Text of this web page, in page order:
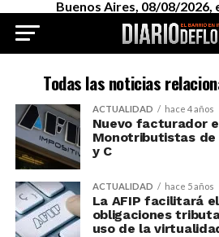
Buenos Aires, 08/08/2026,
Todas las noticias
ACTUALIDAD hace 4 años
Nuevo facturador
Monotributistas de
y C
ACTUALIDAD hace 5 años
La AFIP facilitará
obligaciones
uso de la